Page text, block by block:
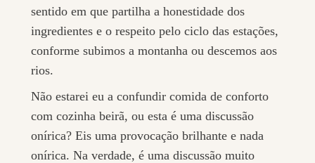
sentido em que partilha a honestidade dos
ingredientes e o respeito pelo ciclo das estações,
conforme subimos a montanha ou descemos aos
rios.
Não estarei eu a confundir comida de conforto
com cozinha beirã, ou esta é uma discussão
onírica? Eis uma provocação brilhante e nada
onírica. Na verdade, é uma discussão muito